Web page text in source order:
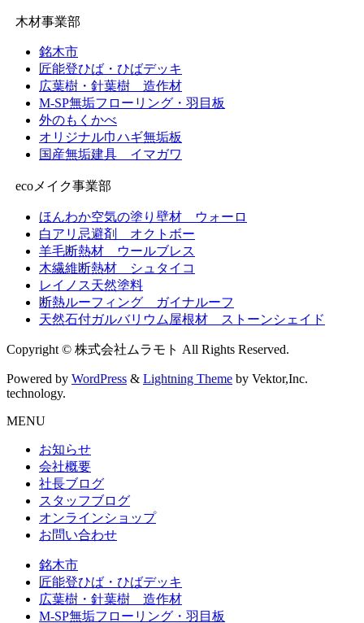
木材事業部
銘木市
匠能登ひば・ひばデッキ
広葉樹・針葉樹 造作材
M-SP無垢フローリング・羽目板
外のもくかべ
オリジナル巾ハギ無垢板
国産無垢建具 イマガワ
ecoメイク事業部
ほんわか空気の塗り壁材 ウォーロ
白アリ忌避剤 オクトボー
羊毛断熱材 ウールブレス
木繊維断熱材 シュタイコ
レイノス天然塗料
断熱ルーフィング ガイナルーフ
天然石付ガルバリウム屋根材 ストーンシェイド
Copyright © 株式会社ムラモト All Rights Reserved.
Powered by WordPress & Lightning Theme by Vektor,Inc.
technology.
MENU
お知らせ
会社概要
社長ブログ
スタッフブログ
オンラインショップ
お問い合わせ
銘木市
匠能登ひば・ひばデッキ
広葉樹・針葉樹 造作材
M-SP無垢フローリング・羽目板